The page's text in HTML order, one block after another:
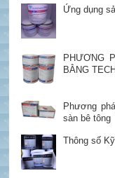
Ứng dụng
PHƯƠNG
BẰNG
Phương
sàn bê tông
Thông số